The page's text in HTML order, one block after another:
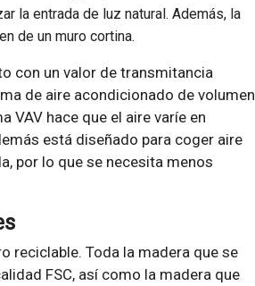
la entrada de luz natural. Además, la
de un muro cortina.
con un valor de transmitancia
de aire acondicionado de volumen
VAV hace que el aire varíe en
está diseñado para coger aire
por lo que se necesita menos
reciclable. Toda la madera que se
FSC, así como la madera que